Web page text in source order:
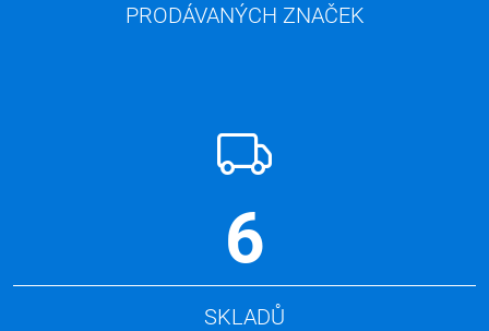
PRODÁVANÝCH ZNAČEK
6
SKLADŮ